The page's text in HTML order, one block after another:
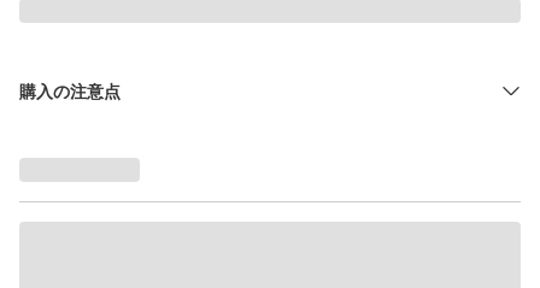
購入の注意点